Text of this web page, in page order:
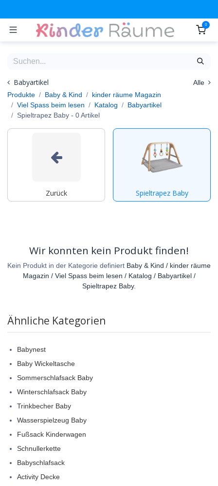
0
Babyartikel
Alle
Produkte
Baby & Kind
kinder räume Magazin
Viel Spass beim lesen
Katalog
Babyartikel
Spieltrapez Baby - 0 Artikel
Zurück Spieltrapez Baby
Wir konnten kein Produkt finden!
Kein Produkt in der Kategorie definiert Baby & Kind / kinder räume
Magazin / Viel Spass beim lesen / Katalog / Babyartikel /
Spieltrapez Baby.
Ähnliche Kategorien
Babynest
Baby Wickeltasche
Sommerschlafsack Baby
Winterschlafsack Baby
Trinkbecher Baby
Wasserspielzeug Baby
Fußsack Kinderwagen
Schnullerkette
Babyschlafsack
Activity Decke